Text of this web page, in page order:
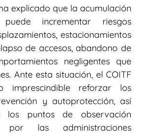
explicado que la acumulación
incrementar riesgos
estacionamientos
de accesos, abandono de
negligentes que
Ante esta situación, el COITF
imprescindible reforzar los
y autoprotección, así
los puntos de observación
por las administraciones